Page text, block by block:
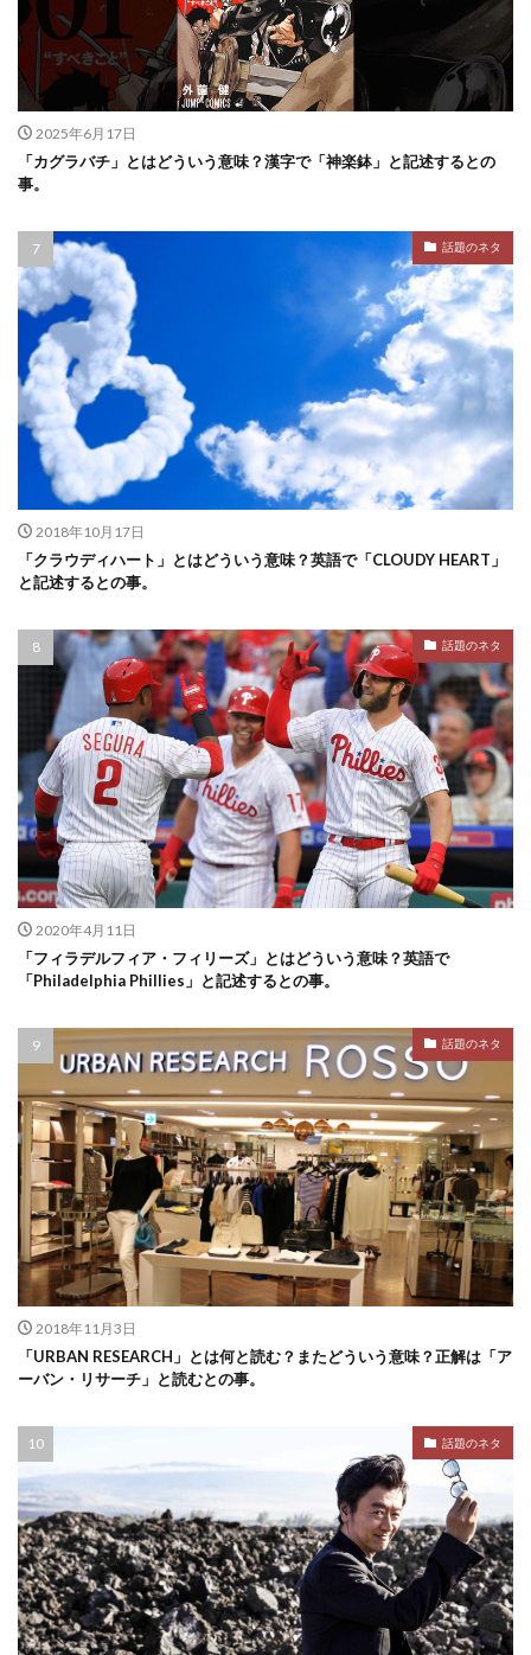
2025年6月17日
「カグラバチ」とはどういう意味？漢字で「神楽鉢」と記述するとの
事。
話題のネタ
2018年10月17日
「クラウディハート」とはどういう意味？英語で「CLOUDY HEART」
と記述するとの事。
話題のネタ
2020年4月11日
「フィラデルフィア・フィリーズ」とはどういう意味？英語で
「Philadelphia Phillies」と記述するとの事。
話題のネタ
2018年11月3日
「URBAN RESEARCH」とは何と読む？またどういう意味？正解は「ア
ーバン・リサーチ」と読むとの事。
話題のネタ